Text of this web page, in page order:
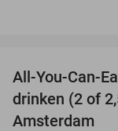
All-You-Can-
drinken (2 of
Amsterdam